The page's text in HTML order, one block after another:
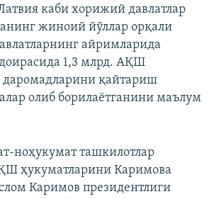
каби хорижий давлатлар
жиноий йўллар орқали
айримларида
1,3 млрд. АҚШ
даромадларини қайтариш
олиб борилаётганини маълум
ноҳукумат ташкилотлар
ҳукуматларини Каримова
Каримов президентлиги